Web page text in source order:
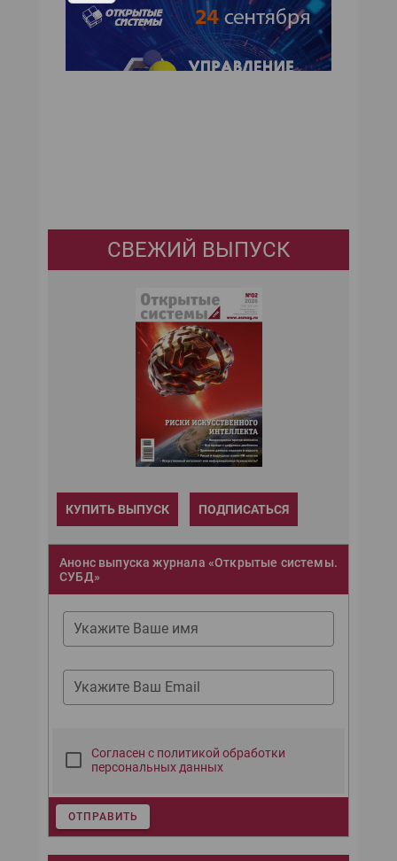
СВЕЖИЙ ВЫПУСК
КУПИТЬ ВЫПУСК ПОДПИСАТЬСЯ
Анонс выпуска журнала «Открытые системы.
СУБД»
Укажите Ваше имя
Укажите Ваш Email
Согласен с политикой обработки
персональных данных
ОТПРАВИТЬ